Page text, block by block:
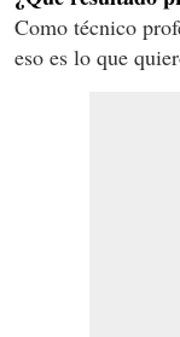
Como técnico
eso es lo que